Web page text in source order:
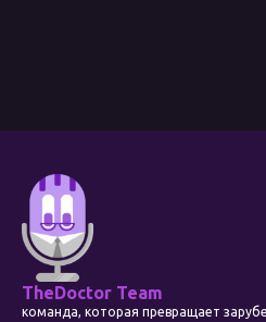
TheDoctor Team
команда, которая превращает